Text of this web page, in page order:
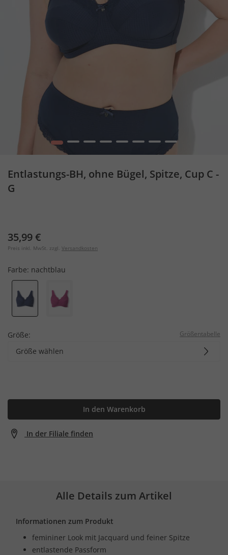
1 2 3 4 5 6 7 8
Entlastungs-BH, ohne Bügel, Spitze, Cup C -
G
35,99 €
Preis inkl. MwSt. zzgl. Versandkosten
Farbe: nachtblau
Größe: Größentabelle
Größe wählen
In den Warenkorb
In der Filiale finden
Alle Details zum Artikel
Informationen zum Produkt
femininer Look mit Jacquard und feiner Spitze
entlastende Passform